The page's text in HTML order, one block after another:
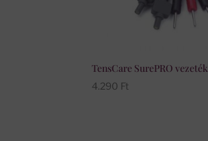
TensCare SurePRO vezeték
4.290 Ft